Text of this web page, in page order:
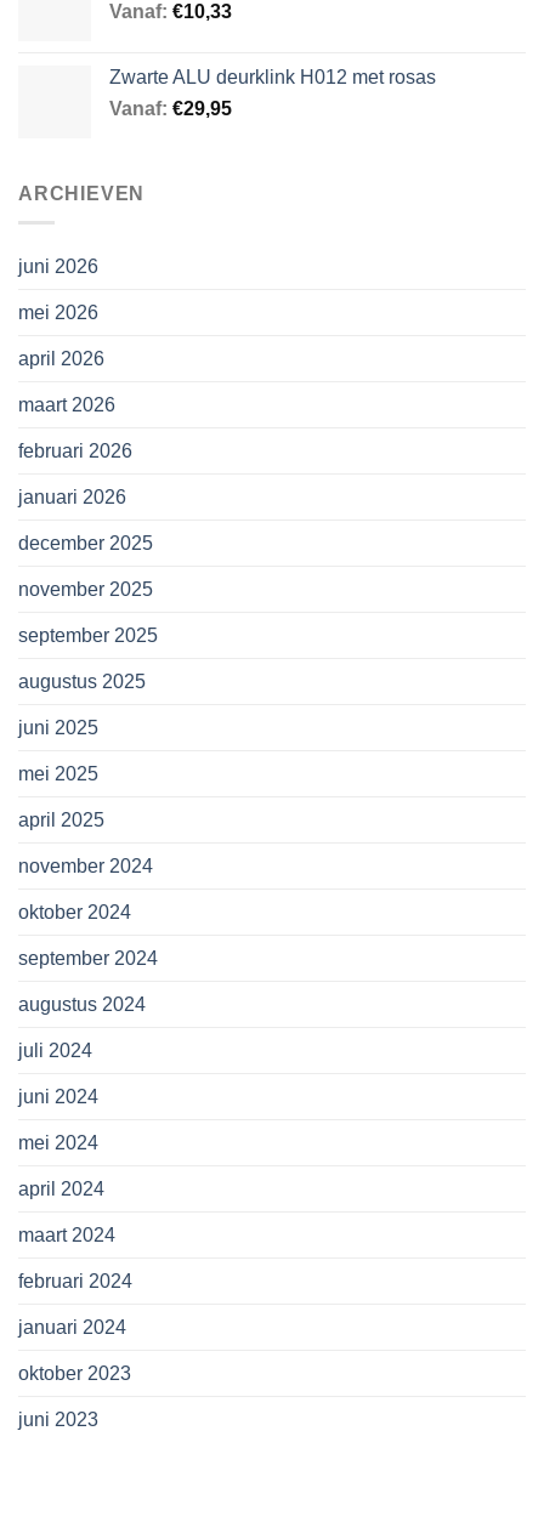
Vanaf: €10,33
Zwarte ALU deurklink H012 met rosas
Vanaf: €29,95
ARCHIEVEN
juni 2026
mei 2026
april 2026
maart 2026
februari 2026
januari 2026
december 2025
november 2025
september 2025
augustus 2025
juni 2025
mei 2025
april 2025
november 2024
oktober 2024
september 2024
augustus 2024
juli 2024
juni 2024
mei 2024
april 2024
maart 2024
februari 2024
januari 2024
oktober 2023
juni 2023